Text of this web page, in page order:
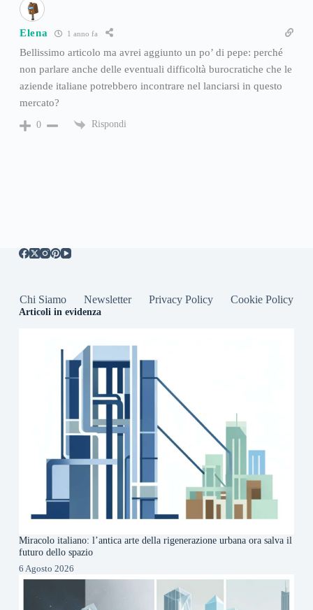
Elena 1 anno fa
Bellissimo articolo ma avrei aggiunto un po’ di pepe: perché
non parlare anche delle eventuali difficoltà burocratiche che le
aziende italiane potrebbero incontrare nel lanciarsi in questo
mercato?
0 Rispondi
Chi Siamo Newsletter Privacy Policy Cookie Policy
Articoli in evidenza
Miracolo italiano: l’antica arte della rigenerazione urbana ora salva il
futuro dello spazio
6 Agosto 2026